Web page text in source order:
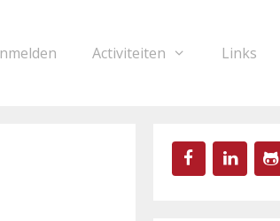
Activiteiten Links